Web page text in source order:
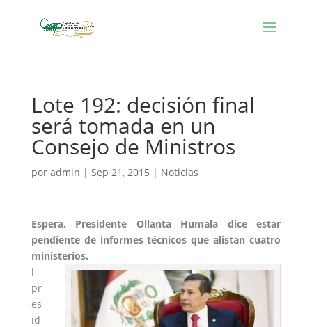
Lote 192: decisión final
será tomada en un
Consejo de Ministros
por admin | Sep 21, 2015 | Noticias
Espera. Presidente Ollanta Humala dice estar
pendiente de informes técnicos que alistan cuatro
ministerios.
l
pr
es
id